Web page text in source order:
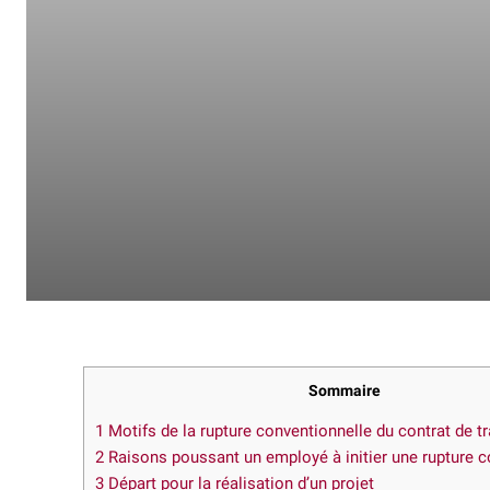
Sommaire
1 Motifs de la rupture conventionnelle du contrat de
2 Raisons poussant un employé à initier une rupture
3 Départ pour la réalisation d’un projet